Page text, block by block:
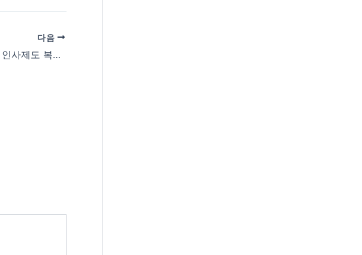
다음
수산인더스트리 채용공고 인사제도 복리후생 안내 (www.soosanind.co.kr/main/page.html?pid=83)